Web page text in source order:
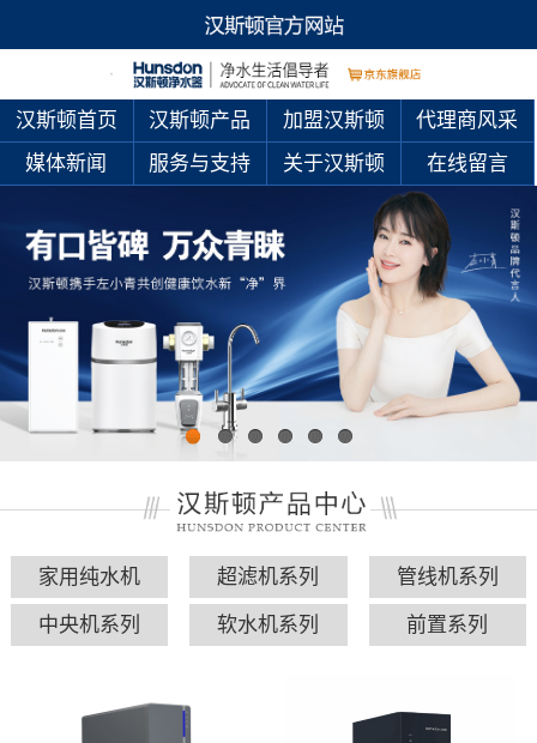
汉斯顿首页 汉斯顿产品 加盟汉斯顿
代理商风采
媒体新闻
服务与支持 关于汉斯顿 在线留言
家用纯水机 超滤机系列 管线机系列
中央机系列 软水机系列 前置系列